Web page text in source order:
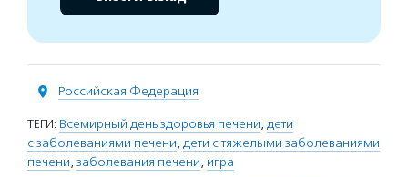
Российская Федерация
ТЕГИ: Всемирный день здоровья печени, дети
с заболеваниями печени, дети с тяжелыми заболеваниями
печени, заболевания печени, игра